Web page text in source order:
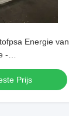
Energie van
-
Prijs